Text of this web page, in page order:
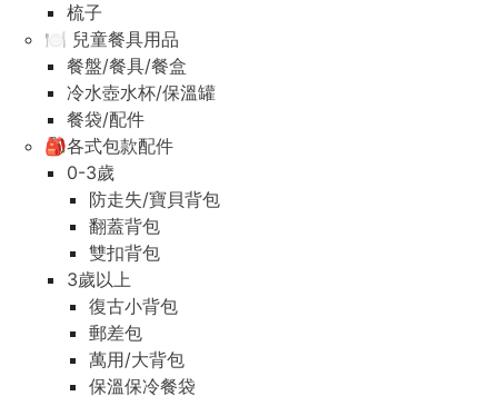
梳子
🍽️ 兒童餐具用品
餐盤/餐具/餐盒
冷水壺水杯/保溫罐
餐袋/配件
🎒各式包款配件
0-3歲
防走失/寶貝背包
翻蓋背包
雙扣背包
3歲以上
復古小背包
郵差包
萬用/大背包
保溫保冷餐袋